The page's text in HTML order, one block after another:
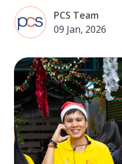
PCS Team
09 Jan, 2026